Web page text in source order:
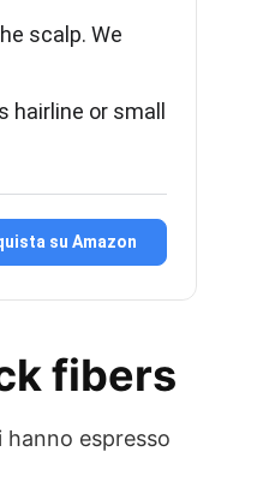
scalp. We
or small
su Amazon
fibers
hanno espresso